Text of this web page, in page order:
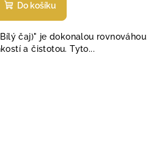
Do košíku
čaj)" je dokonalou rovnováhou
a čistotou. Tyto...